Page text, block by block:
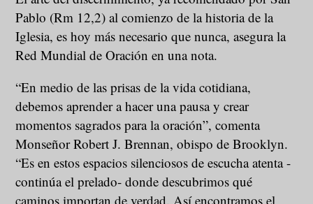
Pablo (Rm 12,2) al comienzo de la historia de la
Iglesia, es hoy más necesario que nunca, asegura la
Red Mundial de Oración en una nota.
“En medio de las prisas de la vida cotidiana,
debemos aprender a hacer una pausa y crear
momentos sagrados para la oración”, comenta
Monseñor Robert J. Brennan, obispo de Brooklyn.
“Es en estos espacios silenciosos de escucha atenta -
continúa el prelado- donde descubrimos qué
caminos importan de verdad. Así encontramos el